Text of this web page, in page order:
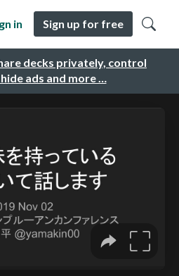
decks privately, control
ads and more …
in Sign up for free